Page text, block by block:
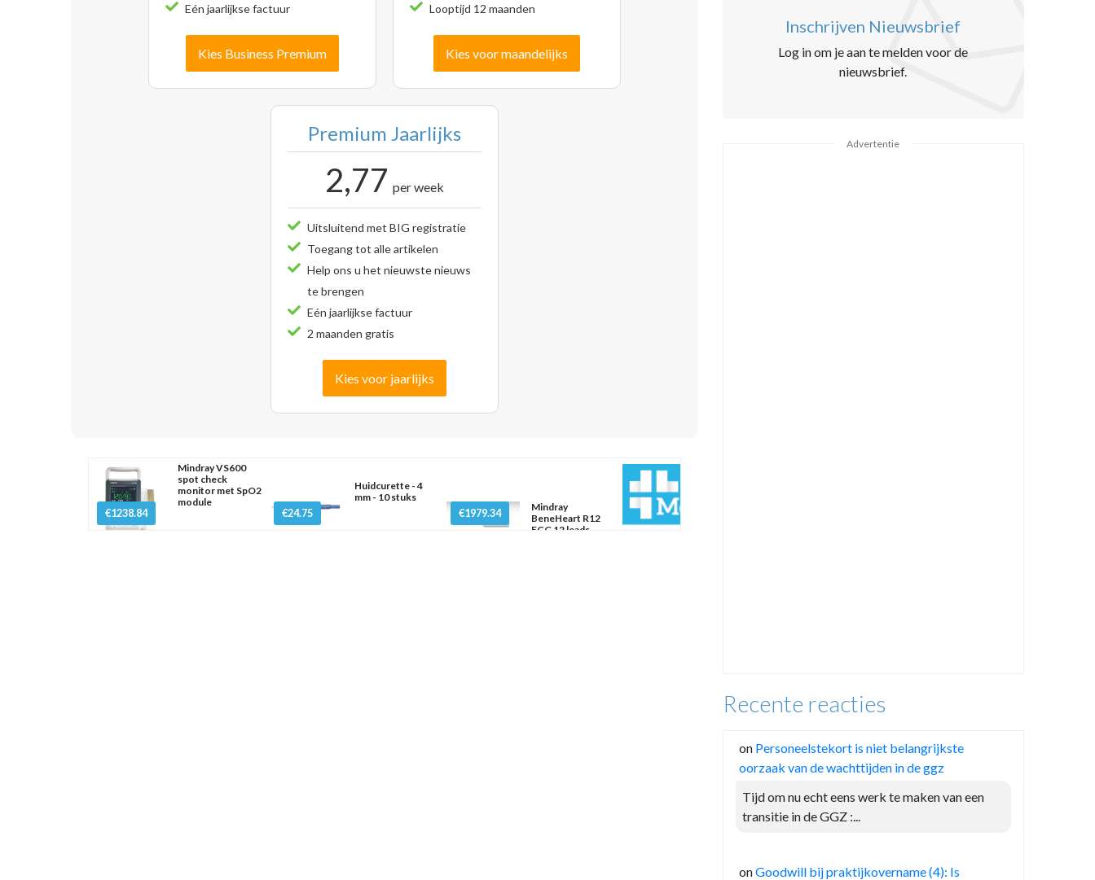
Eén jaarlijkse factuur
Kies Business Premium
Looptijd 12 maanden
Kies voor maandelijks
Premium Jaarlijks
2,77 per week
Uitsluitend met BIG registratie
Toegang tot alle artikelen
Help ons u het nieuwste nieuws
te brengen
Eén jaarlijkse factuur
2 maanden gratis
Kies voor jaarlijks
€1238.84
Mindray VS600
spot check
monitor met SpO2
module
€24.75
Huidcurette - 4
mm - 10 stuks
€1979.34
Mindray
BeneHeart R12
ECG 12 leads
Inschrijven Nieuwsbrief
Log in om je aan te melden voor de
nieuwsbrief.
Advertentie
Recente reacties
on Personeelstekort is niet belangrijkste
oorzaak van de wachttijden in de ggz
Tijd om nu echt eens werk te maken van een
transitie in de GGZ :...
onGoodwill bij praktijkovername (4): Is